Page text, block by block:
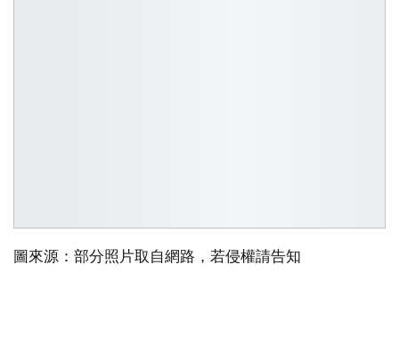
圖來源：部分照片取自網路，若侵權請告知